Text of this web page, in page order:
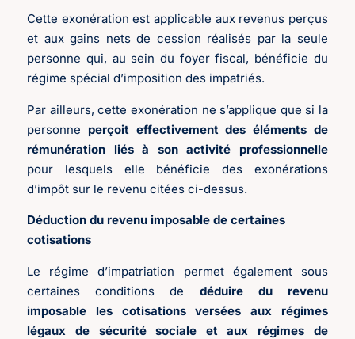
Cette exonération est applicable aux revenus perçus
et aux gains nets de cession réalisés par la seule
personne qui, au sein du foyer fiscal, bénéficie du
régime spécial d’imposition des impatriés.
Par ailleurs, cette exonération ne s’applique que si la
personne perçoit effectivement des éléments de
rémunération liés à son activité professionnelle
pour lesquels elle bénéficie des exonérations
d’impôt sur le revenu citées ci-dessus.
Déduction du revenu imposable de certaines
cotisations
Le régime d’impatriation permet également sous
certaines conditions de déduire du revenu
imposable les cotisations versées aux régimes
légaux de sécurité sociale et aux régimes de